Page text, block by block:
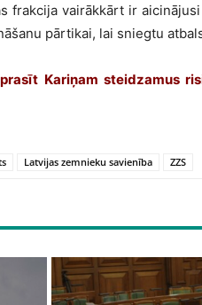
frakcija vairākkārt ir
pārtikai, lai sniegtu
Kariņam steidzamus
Latvijas zemnieku savienība ZZS